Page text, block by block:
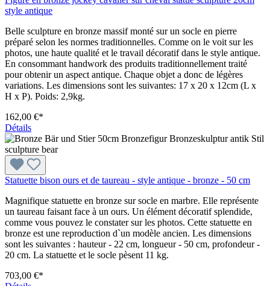
style antique
Belle sculpture en bronze massif monté sur un socle en pierre
préparé selon les normes traditionnelles. Comme on le voit sur les
photos, une haute qualité et le travail décoratif dans le style antique.
En consommant handwork des produits traditionnellement traité
pour obtenir un aspect antique. Chaque objet a donc de légères
variations. Les dimensions sont les suivantes: 17 x 20 x 12cm (L x
H x P). Poids: 2,9kg.
162,00 €*
Détails
Statuette bison ours et de taureau - style antique - bronze - 50 cm
Magnifique statuette en bronze sur socle en marbre. Elle représente
un taureau faisant face à un ours. Un élément décoratif splendide,
comme vous pouvez le constater sur les photos. Cette statuette en
bronze est une reproduction d`un modèle ancien. Les dimensions
sont les suivantes : hauteur - 22 cm, longueur - 50 cm, profondeur -
20 cm. La statuette et le socle pèsent 11 kg.
703,00 €*